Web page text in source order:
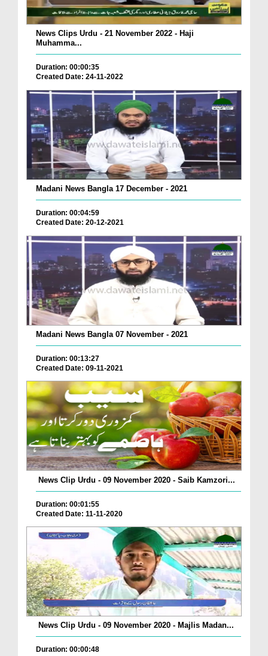
News Clips Urdu - 21 November 2022 - Haji
Muhamma...
Duration: 00:00:35
Created Date: 24-11-2022
Madani News Bangla 17 December - 2021
Duration: 00:04:59
Created Date: 20-12-2021
Madani News Bangla 07 November - 2021
Duration: 00:13:27
Created Date: 09-11-2021
News Clip Urdu - 09 November 2020 - Saib Kamzori...
Duration: 00:01:55
Created Date: 11-11-2020
News Clip Urdu - 09 November 2020 - Majlis Madan...
Duration: 00:00:48